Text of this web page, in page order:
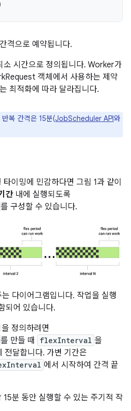
격으로 예약됩니다.
소 시간으로 정의됩니다. Worker가
객체에서 사용하는 제약
최적화에 따라 달라집니다.
복 간격은 15분(JobScheduler API와
이밍에 민감하다면 그림 1과 같이
간 내에 실행되도록
를 구성할 수 있습니다.
다이어그램입니다. 작업을 실행
되어 있습니다.
정의하려면
를 만들 때 flexInterval 을
전달합니다. 가변 기간은
에서 시작하여 간격 끝
분 동안 실행할 수 있는 주기적 작